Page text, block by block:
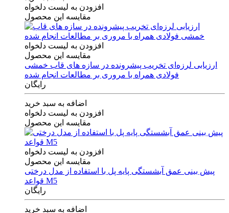
افزودن به لیست دلخواه
مقایسه این محصول
افزودن به لیست دلخواه
مقایسه این محصول
ارزیابی لرزه‌ای تخریب پیشرونده در سازه های قاب خمشی
فولادی همراه با مروری بر مطالعات انجام شده
رایگان
اضافه به سبد خرید
افزودن به لیست دلخواه
مقایسه این محصول
افزودن به لیست دلخواه
مقایسه این محصول
پیش بینی عمق آبشستگی پایه پل با استفاده از مدل درختی
قواعد M5
رایگان
اضافه به سبد خرید